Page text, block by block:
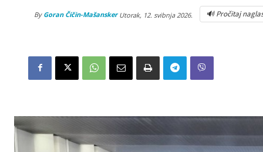
By Goran Čičin-Mašansker Utorak, 12. svibnja 2026. 🔊 Pročitaj naglas